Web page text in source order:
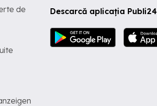
Descarcă aplicația Publi24
de